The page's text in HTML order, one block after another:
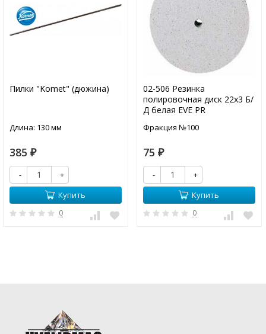
Пилки "Komet" (дюжина)
Длина: 130 мм
385 ₽
-
+
Купить
0
02-506 Резинка
полировочная диск 22х3 Б/
Д белая EVE PR
Фракция №100
75 ₽
-
+
Купить
0